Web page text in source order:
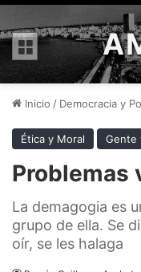
Menú
Inicio / Democracia y
Ética y Moral Gente
Problemas
La demagogia es
grupo de ella. Se
oír, se les halaga